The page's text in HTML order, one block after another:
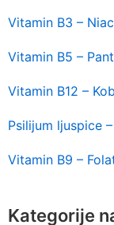
Vitamin B3 –
Vitamin B5 –
Vitamin B12 –
Psilijum ljuspice
Vitamin B9 –
Kategorije